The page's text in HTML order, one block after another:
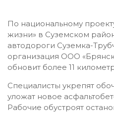
По национальному
жизни» в Суземском
автодороги Суземка-
организация ООО
обновит более 11
Специалисты укрепят
уложат новое
Рабочие обустроят